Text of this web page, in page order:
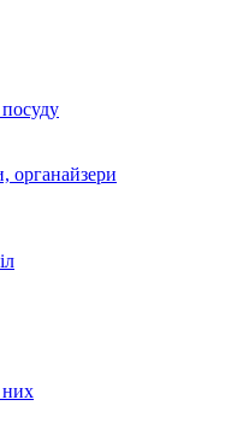
органайзери
них